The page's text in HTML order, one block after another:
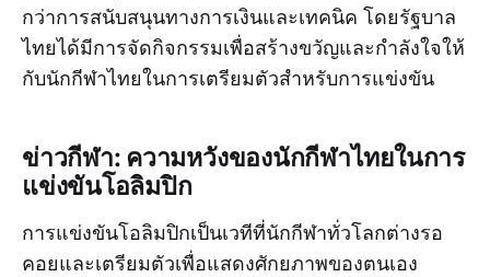
กว่าการสนับสนุนทางการเงินและเทคนิค โดยรัฐบาล
ไทยได้มีการจัดกิจกรรมเพื่อสร้างขวัญและกำลังใจให้
กับนักกีฬาไทยในการเตรียมตัวสำหรับการแข่งขัน
ข่าวกีฬา: ความหวังของนักกีฬาไทยในการ
แข่งขันโอลิมปิก
การแข่งขันโอลิมปิกเป็นเวทีที่นักกีฬาทั่วโลกต่างรอ
คอยและเตรียมตัวเพื่อแสดงศักยภาพของตนเอง